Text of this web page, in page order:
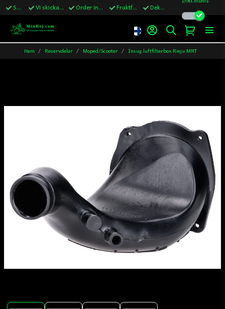
Snabba leveranser Vi skickar till Sverige,Danmark & Finland Order innan kl.13 skickas samma vardag Fraktfritt över 1200kr till Sverige Dekaler ingår i alla ordrar
Hem Reservdelar Moped/Scooter Insug luftfilterbox Rieju MRT